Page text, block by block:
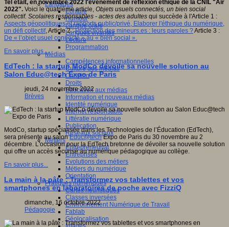
Langages
Ecriture
Humour
Langue orale
Langues vivantes
Lecture
Programmation
Médias
Compétences informationnelles
Culture des médias
Curation
Droits
Education aux médias
Information et nouveaux médias
Identité numérique
Internet responsable
Littératie numérique
Publication
Réseaux sociaux
Métiers
Entrepreneuriat
Entreprises
Evolutions des métiers
Métiers du numérique
Orientation
Pratiques numériques
Cartes heuristiques
Classes inversées
Environnement Numérique de Travail
Fablab
Géolocalisation
Tel était, en novembre 2022 l'évènement de réflexion éthique de la CNIL "Air
2022". Voici le quatrième article, Objets usuels connectés, un bien social
collectif. Scolaires responsables - actes des adultes qui succède à l'Article 1 :
Aspects géopolitiques et rapports public/privé, Elaborer l'éthique du numérique,
un défi collectif, Article 2 :Protection des mineurs.es : leurs paroles ?Article 3 :
De « l’objet usuel connecté » au « bien social ».
En savoir plus...
EdTech : la startup ModCo dévoile sa nouvelle solution au
Salon Educ@tech Expo de Paris
jeudi, 24 novembre 2022
Brèves
ModCo, startup spécialisée dans les Technologies de l’Éducation (EdTech),
sera présente au salonEduc@techExpo de Paris du 30 novembre au 2
décembre. L'occasion pour la EdTech bretonne de dévoiler sa nouvelle solution
qui offre un accès sécurisé au numérique pédagogique au collège.
En savoir plus...
La main à la pâte : Transformez vos tablettes et vos
smartphones en laboratoires de poche avec FizziQ
dimanche, 16 octobre 2022
Pédagogie